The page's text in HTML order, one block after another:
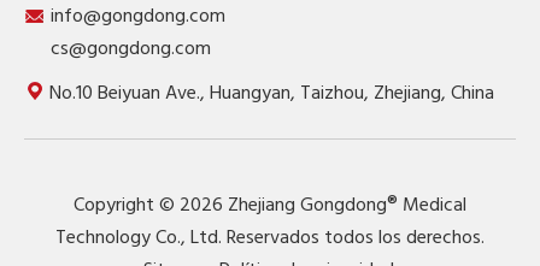
info@gongdong.com
cs@gongdong.com
No.10 Beiyuan Ave., Huangyan, Taizhou, Zhejiang, China
Copyright © 2026 Zhejiang Gongdong® Medical
Technology Co., Ltd. Reservados todos los derechos.